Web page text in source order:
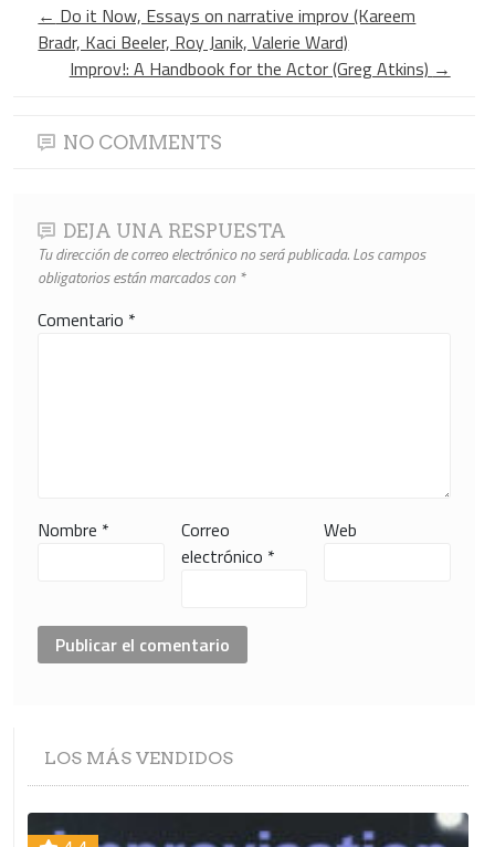
← Do it Now, Essays on narrative improv (Kareem
Bradr, Kaci Beeler, Roy Janik, Valerie Ward)
Improv!: A Handbook for the Actor (Greg Atkins) →
NO COMMENTS
DEJA UNA RESPUESTA
Tu dirección de correo electrónico no será publicada.Los campos
obligatorios están marcados con *
Comentario *
Nombre *
Correo
electrónico *
Web
LOS MÁS VENDIDOS